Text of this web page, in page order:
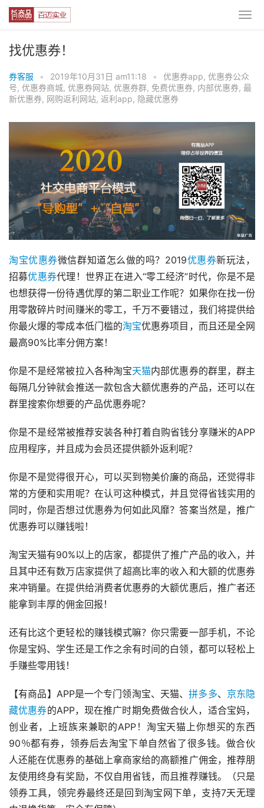
找优惠券！
券客服 • 2019年10月31日 am11:18 • 优惠券app, 优惠券公众
号, 优惠券商城, 优惠券网站, 优惠券群, 免费优惠券, 内部优惠券, 最
新优惠券, 网购返利网站, 返利app, 隐藏优惠券
淘宝优惠券微信群知道怎么做的吗？2019优惠券新玩法，
招募优惠券代理！世界正在进入“零工经济”时代，你是不是
也想获得一份待遇优厚的第二职业工作呢？如果你在找一份
用零散碎片时间赚米的零工，千万不要错过，我们将提供给
你最火爆的零成本低门槛的淘宝优惠券项目，而且还是全网
最高90%比率分佣方案！
你是不是经常被拉入各种淘宝天猫内部优惠券的群里，群主
每隔几分钟就会推送一款包含大额优惠券的产品，还可以在
群里搜索你想要的产品优惠券呢？
你是不是经常被推荐安装各种打着自购省钱分享赚米的APP
应用程序，并且成为会员还提供额外返利呢？
你是不是觉得很开心，可以买到物美价廉的商品，还觉得非
常的方便和实用呢？在认可这种模式，并且觉得省钱实用的
同时，你是否想过优惠券为何如此风靡？答案当然是，推广
优惠券可以赚钱啦！
淘宝天猫有90%以上的店家，都提供了推广产品的收入，并
且其中还有数万店家提供了超高比率的收入和大额的优惠券
来冲销量。在提供给消费者优惠券的大额优惠后，推广者还
能拿到丰厚的佣金回报！
还有比这个更轻松的赚钱模式嘛？你只需要一部手机，不论
你是宝妈、学生还是工作之余有时间的白领，都可以轻松上
手赚些零用钱！
【有商品】APP是一个专门领淘宝、天猫、拼多多、 京东隐
藏优惠券的APP，现在推广时期免费做合伙人，适合宝妈，
创业者，上班族来兼职的APP！淘宝天猫上你想买的东西
90％都有券，领券后去淘宝下单自然省了很多钱。做合伙
人还能在优惠券的基础上拿商家给的高额推广佣金，推荐朋
友使用终身有奖励，不仅自用省钱，而且推荐赚钱。（只是
领券工具，领完券最终还是回到淘宝网下单，支持7天无理